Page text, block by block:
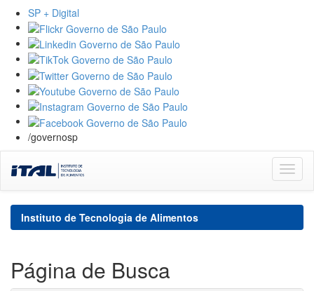
SP + Digital
/governosp
navigation
Instituto de Tecnologia de Alimentos
Página de Busca